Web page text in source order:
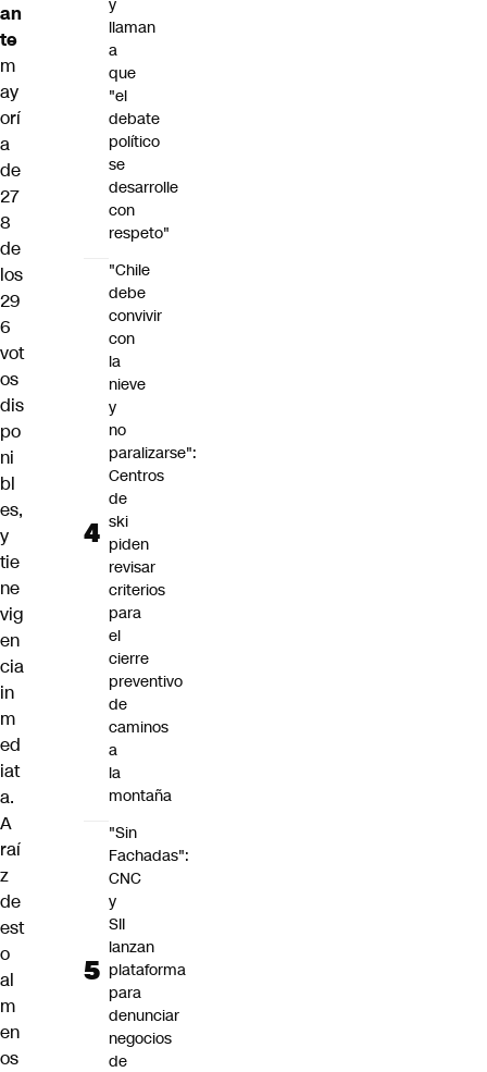
an
te
m
ay
orí
a
de
27
8
de
los
29
6
vot
os
dis
po
ni
bl
es,
y
tie
ne
vig
en
cia
in
m
ed
iat
a.
A
raí
z
de
est
o
al
m
en
os
y
llaman
a
que
"el
debate
político
se
desarrolle
con
respeto"
"Chile
debe
convivir
con
la
nieve
y
no
paralizarse":
Centros
de
ski
piden
revisar
criterios
para
el
cierre
preventivo
de
caminos
a
la
montaña
"Sin
Fachadas":
CNC
y
SII
lanzan
plataforma
para
denunciar
negocios
de